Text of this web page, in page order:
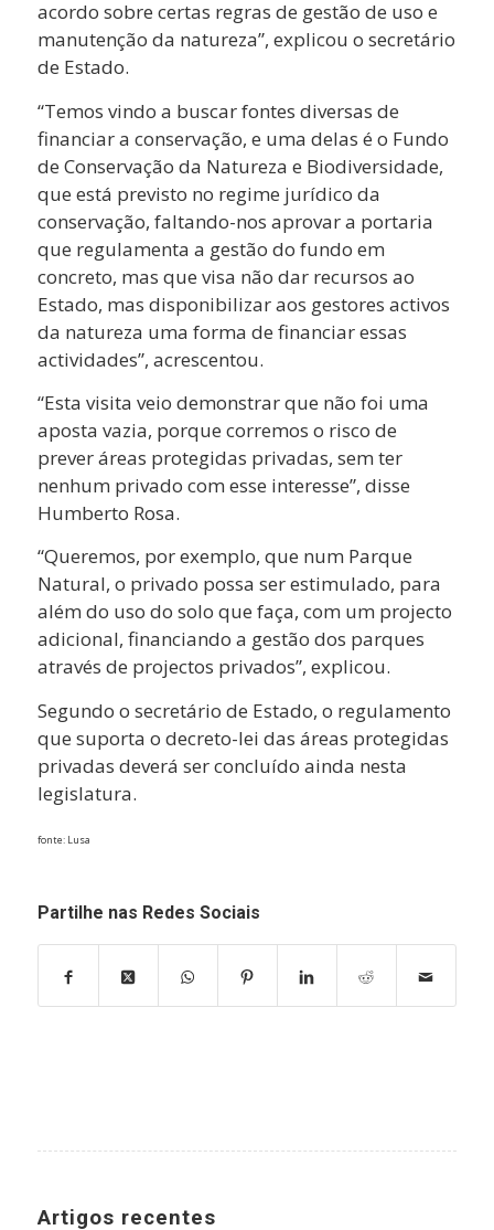
acordo sobre certas regras de gestão de uso e
manutenção da natureza”, explicou o secretário
de Estado.
“Temos vindo a buscar fontes diversas de
financiar a conservação, e uma delas é o Fundo
de Conservação da Natureza e Biodiversidade,
que está previsto no regime jurídico da
conservação, faltando-nos aprovar a portaria
que regulamenta a gestão do fundo em
concreto, mas que visa não dar recursos ao
Estado, mas disponibilizar aos gestores activos
da natureza uma forma de financiar essas
actividades”, acrescentou.
“Esta visita veio demonstrar que não foi uma
aposta vazia, porque corremos o risco de
prever áreas protegidas privadas, sem ter
nenhum privado com esse interesse”, disse
Humberto Rosa.
“Queremos, por exemplo, que num Parque
Natural, o privado possa ser estimulado, para
além do uso do solo que faça, com um projecto
adicional, financiando a gestão dos parques
através de projectos privados”, explicou.
Segundo o secretário de Estado, o regulamento
que suporta o decreto-lei das áreas protegidas
privadas deverá ser concluído ainda nesta
legislatura.
fonte: Lusa
Partilhe nas Redes Sociais
Artigos recentes